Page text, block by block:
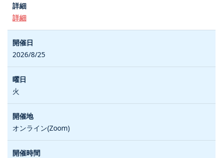
詳細
2026/8/25
火
オンライン(Zoom)